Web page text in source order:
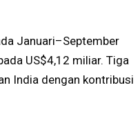
Januari–September
US$4,12 miliar. Tiga
India dengan kontribusi